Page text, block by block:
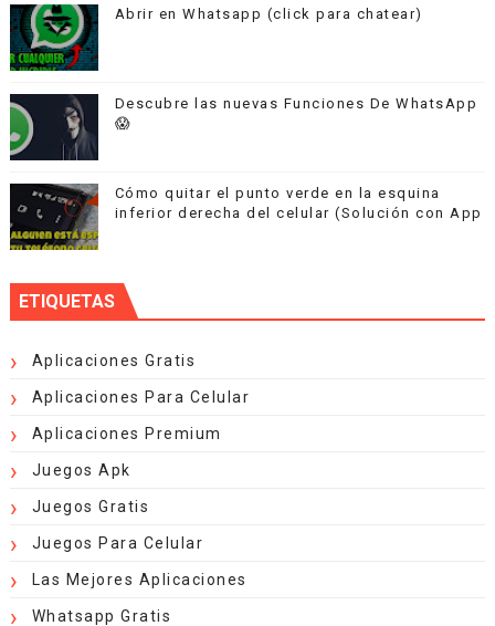
Abrir en Whatsapp (click para chatear)
Descubre las nuevas Funciones De WhatsApp
😱
Cómo quitar el punto verde en la esquina
inferior derecha del celular (Solución con App
ETIQUETAS
Aplicaciones Gratis
Aplicaciones Para Celular
Aplicaciones Premium
Juegos Apk
Juegos Gratis
Juegos Para Celular
Las Mejores Aplicaciones
Whatsapp Gratis